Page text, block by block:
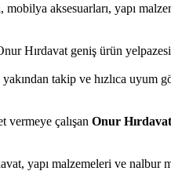
mobilya aksesuarları, yapı
Hırdavat geniş ürün
takip ve hızlıca
vermeye çalışan Onur Hırdavat
yapı malzemeleri ve